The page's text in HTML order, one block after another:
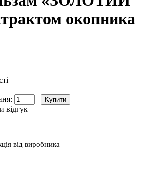
окопника
відгук
від виробника